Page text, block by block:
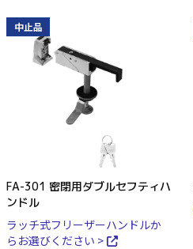
中止品
FA-301 密閉用ダブルセフティハ
ンドル
ラッチ式フリーザーハンドルか
らお選びください >